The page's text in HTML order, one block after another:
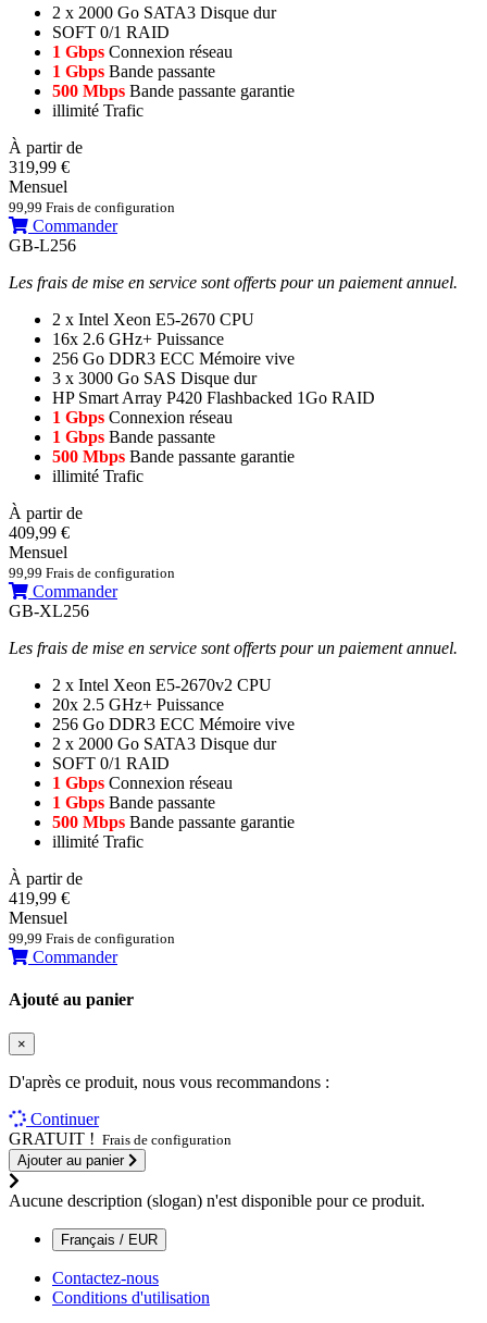
2 x 2000 Go SATA3 Disque dur
SOFT 0/1 RAID
1 Gbps Connexion réseau
1 Gbps Bande passante
500 Mbps Bande passante garantie
illimité Trafic
À partir de
319,99 €
Mensuel
99,99 Frais de configuration
Commander
GB-L256
Les frais de mise en service sont offerts pour un paiement annuel.
2 x Intel Xeon E5-2670 CPU
16x 2.6 GHz+ Puissance
256 Go DDR3 ECC Mémoire vive
3 x 3000 Go SAS Disque dur
HP Smart Array P420 Flashbacked 1Go RAID
1 Gbps Connexion réseau
1 Gbps Bande passante
500 Mbps Bande passante garantie
illimité Trafic
À partir de
409,99 €
Mensuel
99,99 Frais de configuration
Commander
GB-XL256
Les frais de mise en service sont offerts pour un paiement annuel.
2 x Intel Xeon E5-2670v2 CPU
20x 2.5 GHz+ Puissance
256 Go DDR3 ECC Mémoire vive
2 x 2000 Go SATA3 Disque dur
SOFT 0/1 RAID
1 Gbps Connexion réseau
1 Gbps Bande passante
500 Mbps Bande passante garantie
illimité Trafic
À partir de
419,99 €
Mensuel
99,99 Frais de configuration
Commander
Ajouté au panier
×
D'après ce produit, nous vous recommandons :
Continuer
GRATUIT ! Frais de configuration
Ajouter au panier
Aucune description (slogan) n'est disponible pour ce produit.
Français / EUR
Contactez-nous
Conditions d'utilisation